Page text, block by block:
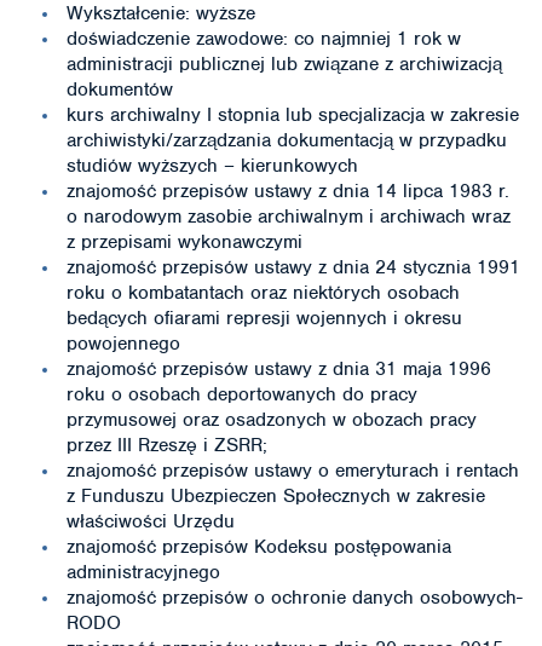
Wykształcenie: wyższe
doświadczenie zawodowe: co najmniej 1 rok w
administracji publicznej lub związane z archiwizacją
dokumentów
kurs archiwalny I stopnia lub specjalizacja w zakresie
archiwistyki/zarządzania dokumentacją w przypadku
studiów wyższych – kierunkowych
znajomość przepisów ustawy z dnia 14 lipca 1983 r.
o narodowym zasobie archiwalnym i archiwach wraz
z przepisami wykonawczymi
znajomość przepisów ustawy z dnia 24 stycznia 1991
roku o kombatantach oraz niektórych osobach
bedących ofiarami represji wojennych i okresu
powojennego
znajomość przepisów ustawy z dnia 31 maja 1996
roku o osobach deportowanych do pracy
przymusowej oraz osadzonych w obozach pracy
przez III Rzeszę i ZSRR;
znajomość przepisów ustawy o emeryturach i rentach
z Funduszu Ubezpieczen Społecznych w zakresie
właściwości Urzędu
znajomość przepisów Kodeksu postępowania
administracyjnego
znajomość przepisów o ochronie danych osobowych-
RODO